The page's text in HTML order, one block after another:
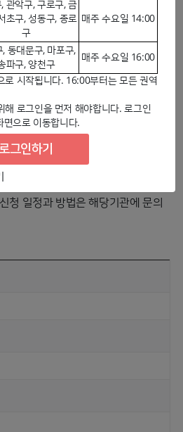
관악구, 구로구, 금
초구, 성동구, 종로
구
매주 수요일 14:00
, 동대문구, 마포구,
파구, 양천구
매주 수요일 16:00
시작됩니다. 16:00부터는 모든 권역
해 로그인을 먼저 해야합니다. 로그인
면으로 이동합니다.
그인하기
신청
https://naver.me/GTe30ACd
청 일정과 방법은 해당기관에 문의